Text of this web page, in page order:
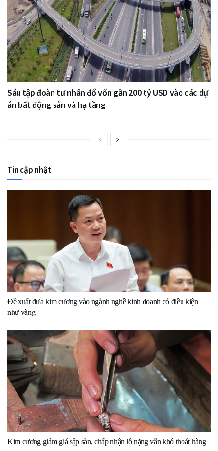
Sáu tập đoàn tư nhân đổ vốn gần 200 tỷ USD vào các dự
án bất động sản và hạ tầng
Tin cập nhật
Đề xuất đưa kim cương vào ngành nghề kinh doanh có điều kiện
như vàng
Kim cương giảm giá sập sàn, chấp nhận lỗ nặng vẫn khó thoát hàng